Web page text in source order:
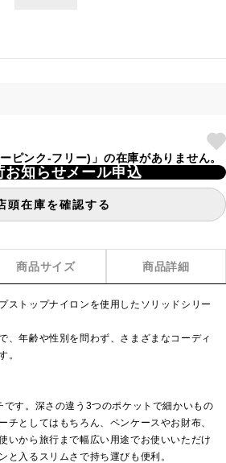
ピンク-フリー)」の在庫がありません。
お知らせメール申込
頭在庫を確認する
商品サイズ 商品詳細
ストップナイロンを使用したソリッドシリー
、年齢や性別を問わず、さまざまなコーディ
。
です。深さの違う3つのポケットで細かいもの
チとしてはもちろん、ペンケースやお財布、
いから旅行まで幅広い用途でお使いいただけ
と入るスリムさで持ち運びも便利。